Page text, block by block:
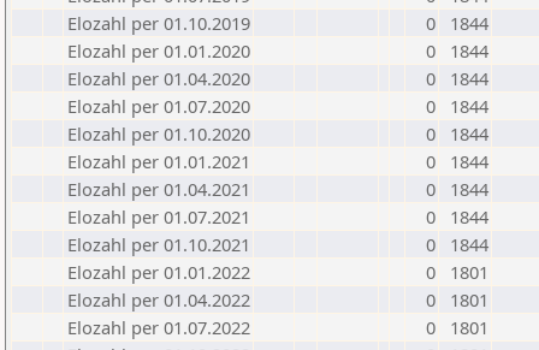
Elozahl per 01.10.2019
0
1844
Elozahl per 01.01.2020
0
1844
Elozahl per 01.04.2020
0
1844
Elozahl per 01.07.2020
0
1844
Elozahl per 01.10.2020
0
1844
Elozahl per 01.01.2021
0
1844
Elozahl per 01.04.2021
0
1844
Elozahl per 01.07.2021
0
1844
Elozahl per 01.10.2021
0
1844
Elozahl per 01.01.2022
0
1801
Elozahl per 01.04.2022
0
1801
Elozahl per 01.07.2022
0
1801